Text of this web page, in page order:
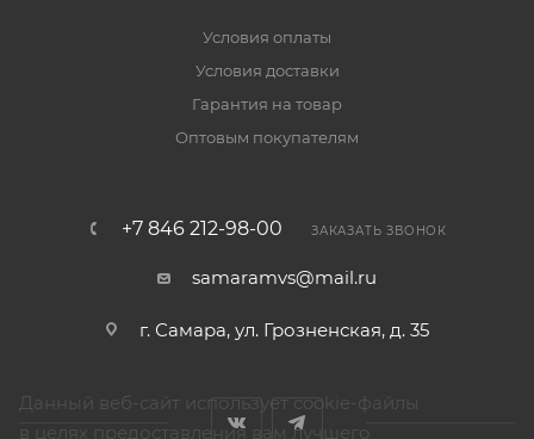
Условия оплаты
Условия доставки
Гарантия на товар
Оптовым покупателям
+7 846 212-98-00 ЗАКАЗАТЬ ЗВОНОК
samaramvs@mail.ru
г. Самара, ул. Грозненская, д. 35
Данный веб-сайт использует cookie-файлы
в целях предоставления вам лучшего